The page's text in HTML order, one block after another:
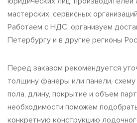
мастерских, сервисных
Работаем с НДС, организуем
Петербургу и в другие регионы
Перед заказом рекомендуется
толщину фанеры или панели,
пола, длину, покрытие и объем
необходимости поможем
конкретную конструкцию